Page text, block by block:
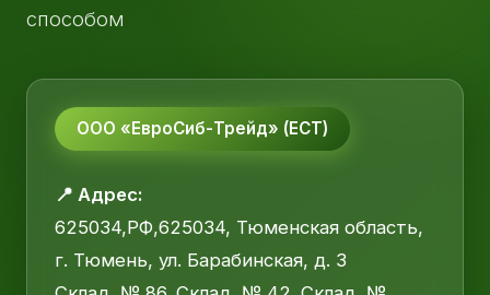
способом
ООО «ЕвроСиб-Трейд» (ЕСТ)
📍 Адрес:
625034,РФ,625034, Тюменская область,
г. Тюмень, ул. Барабинская, д. 3